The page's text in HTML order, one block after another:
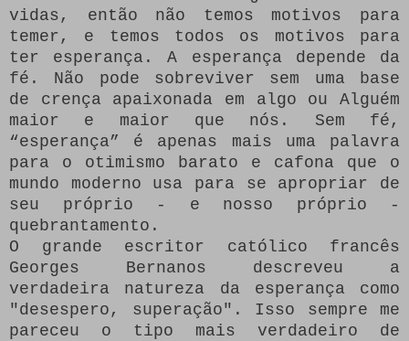
vidas, então não temos motivos para
temer, e temos todos os motivos para
ter esperança.
A esperança depende da
fé.
Não pode sobreviver sem uma base
de crença apaixonada em algo ou Alguém
maior e maior que nós.
Sem fé,
“esperança” é apenas mais uma palavra
para o otimismo barato e cafona que o
mundo moderno usa para se apropriar de
seu próprio - e nosso próprio -
quebrantamento.
O grande escritor católico francês
Georges Bernanos descreveu a
verdadeira natureza da esperança como
"desespero, superação". Isso sempre me
pareceu o tipo mais verdadeiro de